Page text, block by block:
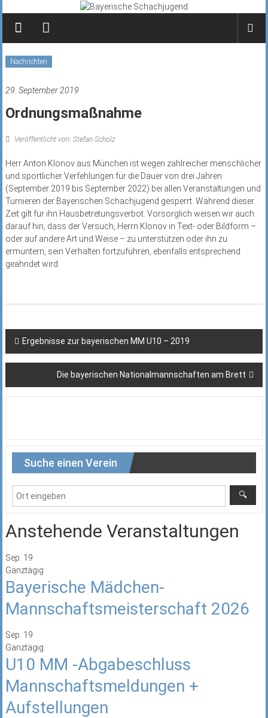
springen
Nachrichten
29. September 2019
Ordnungsmaßnahme
Veröffentlicht von: Stefan Scholz
Herr Anton Klonov aus München ist wegen zahlreicher menschlicher
und sportlicher Verfehlungen für die Dauer von drei Jahren
(September 2019 bis September 2022) bei allen Veranstaltungen und
Turnieren der Bayerischen Schachjugend gesperrt. Während dieser
Zeit gilt für ihn Hausbetretungsverbot. Vorsorglich weisen wir auch
darauf hin, dass der Versuch, Herrn Klonov in Text- oder Bildform –
oder auf andere Art und Weise – zu unterstützen oder ihn zu
ermuntern, sein Verhalten fortzuführen, ebenfalls entsprechend
geahndet wird.
Beitragsnavigation
Ergebnisse zur bayerischen MM U10 – 2019
Die bayerischen Nationalmannschaften am Brett
Suche einen Verein
Anstehende Veranstaltungen
Sep. 19
Ganztägig
Bayerische Mädchen-
Mannschaftsmeisterschaft 2026
Sep. 19
Ganztägig
U10 MM -Abgabeschluss
Mannschaftsmeldungen +
Aufstellungen